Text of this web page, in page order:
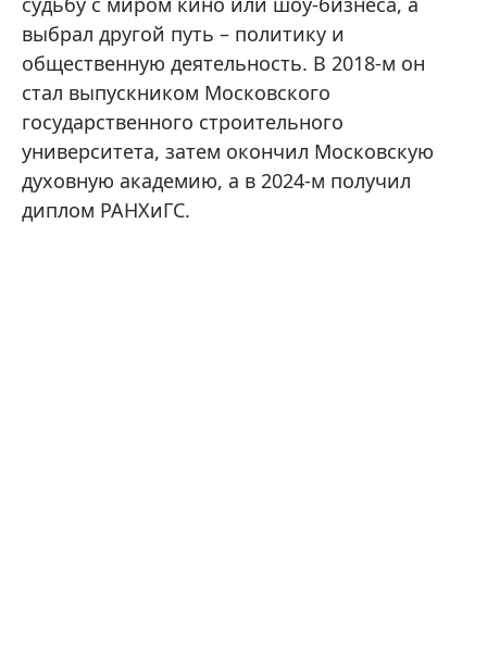
выбрал другой путь – политику и
общественную деятельность. В 2018-м он
стал выпускником Московского
государственного строительного
университета, затем окончил Московскую
духовную академию, а в 2024-м получил
диплом РАНХиГС.